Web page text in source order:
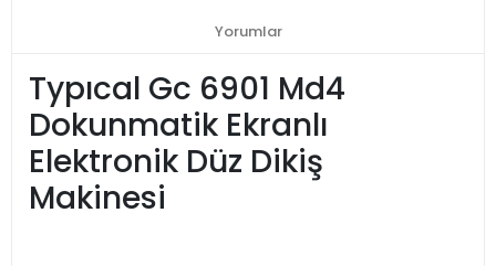
Yorumlar
Typıcal Gc 6901 Md4
Dokunmatik Ekranlı
Elektronik Düz Dikiş
Makinesi